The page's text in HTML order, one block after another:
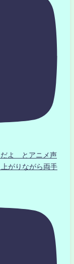
よ とアニメ声
がりながら両手